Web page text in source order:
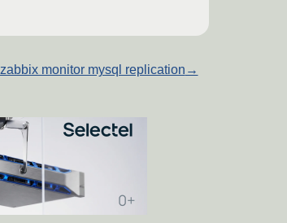
zabbix monitor mysql replication →